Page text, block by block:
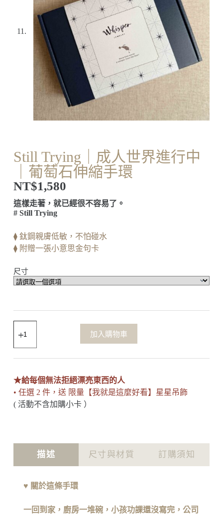
Still Trying｜成人世界進行中
｜葡萄石伸縮手環
NT$1,580
這樣走著，就已經很不容易了。
# Still Trying
⧫ 鈦鋼親膚低敏，不怕碰水
⧫ 附贈一張小意思金句卡
尺寸
加入購物車
★給每個無法拒絕漂亮東西的人
• 任選 2 件，送 限量【我就是這麼好看】星星吊飾
( 活動不含加購小卡 ）
描述 尺寸與材質 訂購須知
♥ 關於這條手環
一回到家，廚房一堆碗， 小孩功課還沒寫完， 公司